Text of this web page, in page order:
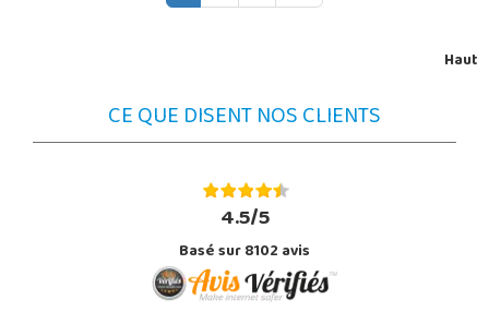
Haut
CE QUE DISENT NOS CLIENTS
4.5/5
Basé sur 8102 avis